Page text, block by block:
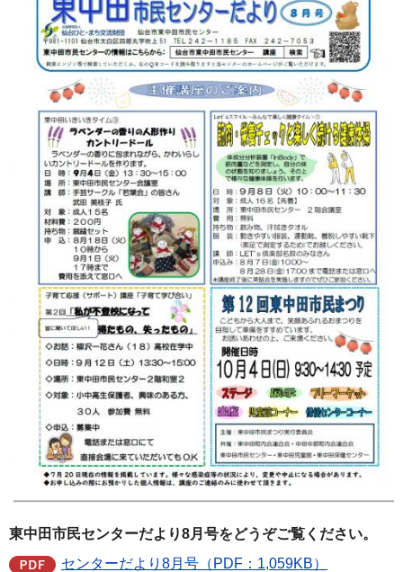
東中田市民センターだより8月号をどうぞご覧ください。
センターだより8月号（PDF：1,059KB）